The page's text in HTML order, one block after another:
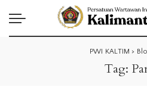
PWI KALTIM >
Tag: